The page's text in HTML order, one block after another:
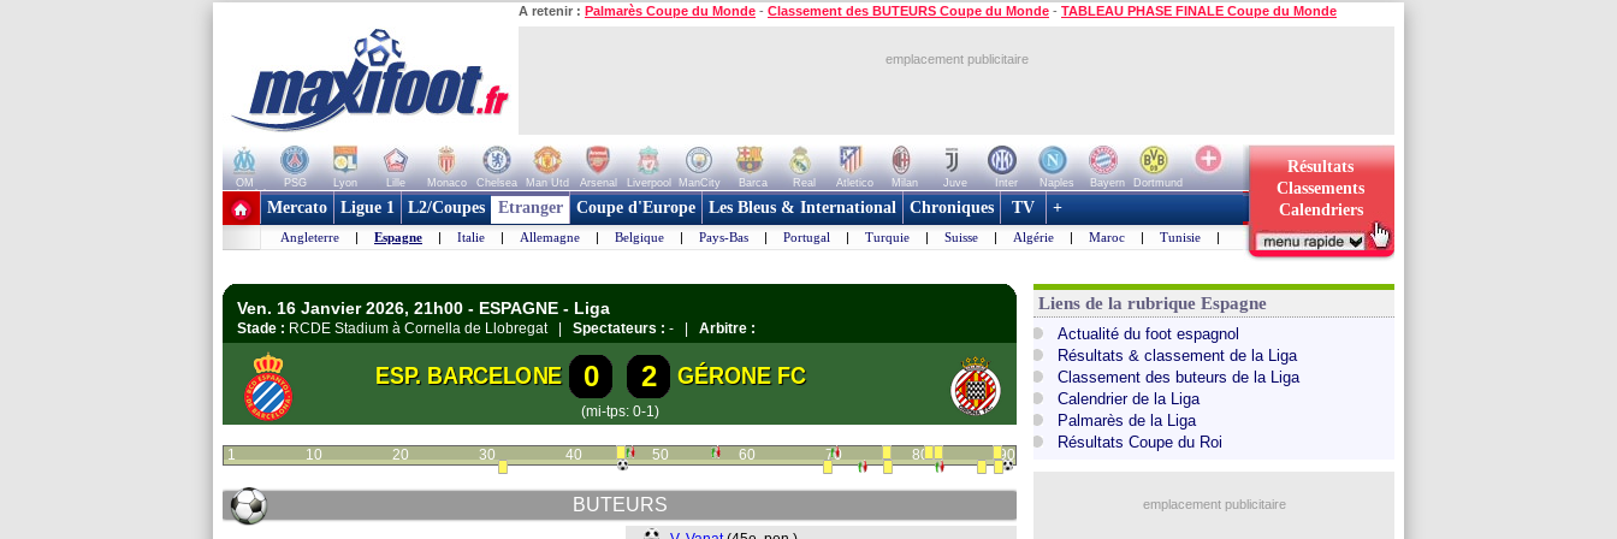
A retenir : Palmarès Coupe du Monde - Classement des BUTEURS Coupe du Monde - TABLEAU PHASE FINALE Coupe du Monde
emplacement publicitaire
OM PSG Lyon Lille Monaco Chelsea Man Utd Arsenal Liverpool ManCity Barca Real Atletico Milan Juve Inter Naples Bayern
Dortmund
+ de clubs
Résultats
Classements
Calendriers
Mercato Ligue 1 L2/Coupes Etranger Coupe d'Europe Les Bleus & International Chroniques TV +
Angleterre | Espagne | Italie | Allemagne | Belgique | Pays-Bas | Portugal | Turquie | Suisse | Algérie | Maroc | Tunisie |
Ven. 16 Janvier 2026, 21h00 - ESPAGNE - Liga
Stade : RCDE Stadium à Cornella de Llobregat | Spectateurs : - | Arbitre :
ESP. BARCELONE 0 2 GÉRONE FC
(mi-tps: 0-1)
1 10 20 30 40 50 60 70 80 90
BUTEURS
Liens de la rubrique Espagne
Actualité du foot espagnol
Résultats & classement de la Liga
Classement des buteurs de la Liga
Calendrier de la Liga
Palmarès de la Liga
Résultats Coupe du Roi
emplacement publicitaire